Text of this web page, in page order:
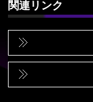
関連リンク